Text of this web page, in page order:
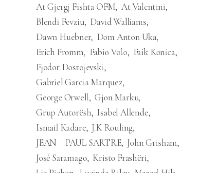
At Gjergj Fishta OFM At Valentini
Blendi Fevziu David Walliams
Dawn Huebner Dom Anton Uka
Erich Fromm
Fabio Volo
Faik Konica
Fjodor Dostojevski
Gabriel Garcia Marquez
George Orwell Gjon Marku
Grup Autorësh Isabel Allende
Ismail Kadare J.K Rouling
JEAN – PAUL SARTRE John Grisham
José Saramago Kristo Frashëri